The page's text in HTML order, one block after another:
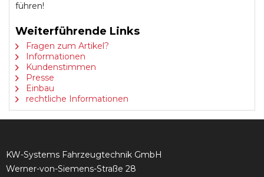
führen!
Weiterführende Links
Fragen zum Artikel?
Informationen
Kundenstimmen
Presse
Einbau
rechtliche Informationen
KW-Systems Fahrzeugtechnik GmbH
Werner-von-Siemens-Straße 28